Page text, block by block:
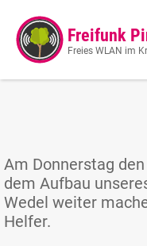
Freifunk
Freies WLAN im
Am Donnerstag
dem Aufbau
Wedel weiter
Helfer.